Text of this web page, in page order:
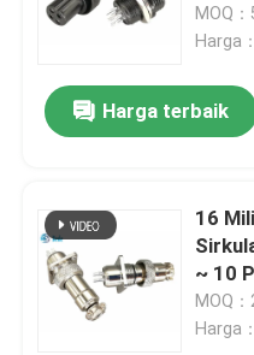
MOQ
Harga
Harga terbaik
16
~ 10
MOQ
Harga